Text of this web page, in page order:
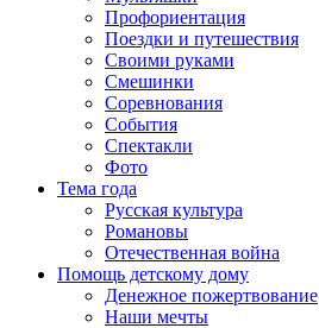
Профориентация
Поездки и путешествия
Своими руками
Смешинки
Соревнования
События
Спектакли
Фото
Тема года
Русская культура
Романовы
Отечественная война
Помощь детскому дому
Денежное пожертвование
Наши мечты